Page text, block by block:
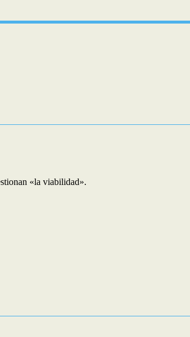
«la viabilidad».